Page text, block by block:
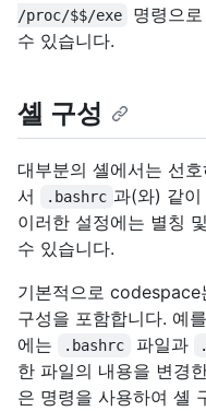
/proc/$$/exe
명령으
수 있습니다.
셸 구성
대부분의 셸에서는 선
서
.bashrc 과(와) 같
이러한 설정에는 별칭
수 있습니다.
기본적으로 codespace
구성을 포함합니다. 예
에는
.bashrc 파일과
한 파일의 내용을 변경
은 명령을 사용하여 셸